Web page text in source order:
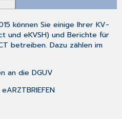
können Sie einige Ihrer KV-
und eKVSH) und Berichte für
betreiben. Dazu zählen im
an die DGUV